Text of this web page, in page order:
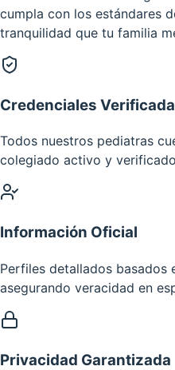
cumpla con los estándares
tranquilidad que tu familia
Credenciales
Todos nuestros pediatras
colegiado activo y
Información Oficial
Perfiles detallados basados
asegurando veracidad en
Privacidad Garantizada